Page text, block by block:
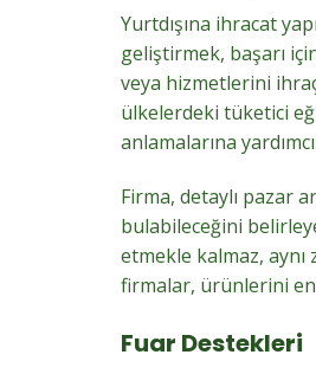
Yurtdışına ihracat
geliştirmek, başarı
veya hizmetlerini
ülkelerdeki tüketici
anlamalarına
Firma, detaylı pazar
bulabileceğini
etmekle kalmaz,
firmalar, ürünlerini en
Fuar Destekleri